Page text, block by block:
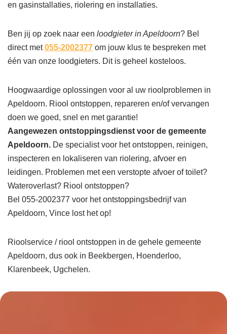
en gasinstallaties, riolering en installaties.
Ben jij op zoek naar een loodgieter in Apeldoorn? Bel
direct met055-2002377 om jouw klus te bespreken met
één van onze loodgieters. Dit is geheel kosteloos.
Hoogwaardige oplossingen voor al uw rioolproblemen in
Apeldoorn. Riool ontstoppen, repareren en/of vervangen
doen we goed, snel en met garantie!
Aangewezen ontstoppingsdienst voor de gemeente
Apeldoorn. De specialist voor het ontstoppen, reinigen,
inspecteren en lokaliseren van riolering, afvoer en
leidingen. Problemen met een verstopte afvoer of toilet?
Wateroverlast? Riool ontstoppen?
Bel 055-2002377 voor het ontstoppingsbedrijf van
Apeldoorn, Vince lost het op!
Rioolservice / riool ontstoppen in de gehele gemeente
Apeldoorn, dus ook in Beekbergen, Hoenderloo,
Klarenbeek, Ugchelen.